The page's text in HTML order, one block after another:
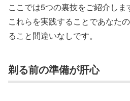
ここでは5つの裏技をご紹介しま
これらを実践することであなた
ること間違いなしです。
剃る前の準備が肝心